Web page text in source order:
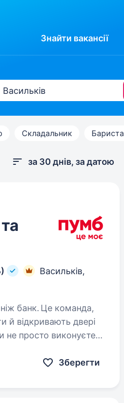
Знайти вакансії
Складальник Бариста
за 30 днів, за датою
Васильків,
й відкривають двері
не просто виконуєте
Зберегти